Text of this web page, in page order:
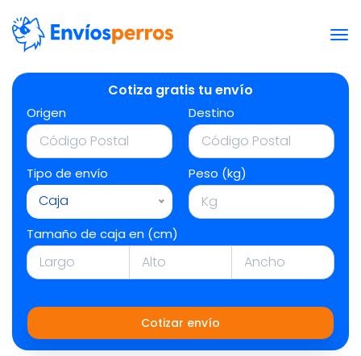
Cotiza gratis tu envío
Origen Destino
Tipo de envío
Caja
Peso (kg)
Tamaño de caja en (cm)
Cotizar envío